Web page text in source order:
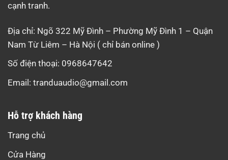
cạnh tranh.
Địa chỉ: Ngõ 322 Mỹ Đình – Phường Mỹ Đình 1 – Quận
Nam Từ Liêm – Hà Nội ( chỉ bán online )
Số điện thoại: 0968647642
Email: tranduaudio@gmail.com
Hỗ trợ khách hàng
Trang chủ
Cửa Hàng